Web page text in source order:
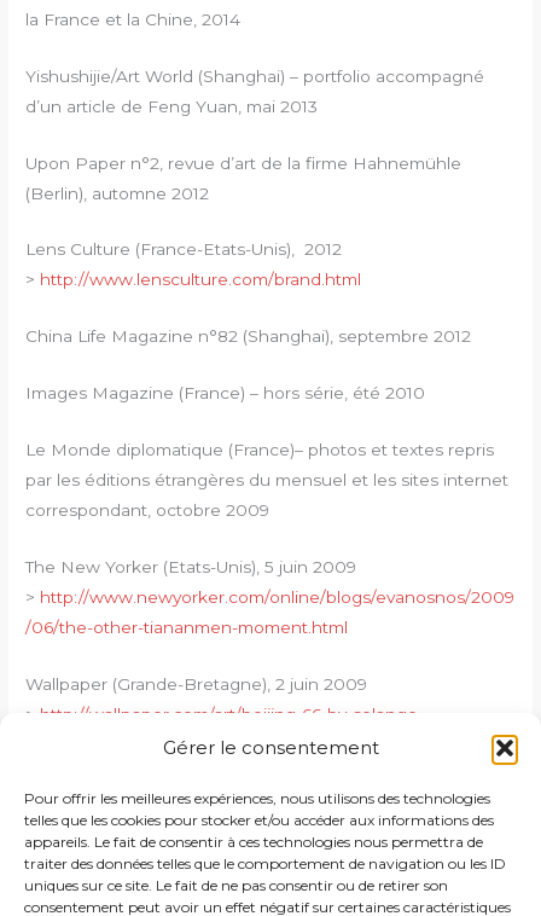
Gérer le consentement
Pour offrir les meilleures expériences, nous utilisons des technologies
telles que les cookies pour stocker et/ou accéder aux informations des
appareils. Le fait de consentir à ces technologies nous permettra de
traiter des données telles que le comportement de navigation ou les ID
uniques sur ce site. Le fait de ne pas consentir ou de retirer son
consentement peut avoir un effet négatif sur certaines caractéristiques
la France et la Chine, 2014
Yishushijie/Art World (Shanghai) – portfolio accompagné
d’un article de Feng Yuan, mai 2013
Upon Paper n°2, revue d’art de la firme Hahnemühle
(Berlin), automne 2012
Lens Culture (France-Etats-Unis), 2012
> http://www.lensculture.com/brand.html
China Life Magazine n°82 (Shanghai), septembre 2012
Images Magazine (France) – hors série, été 2010
Le Monde diplomatique (France)– photos et textes repris
par les éditions étrangères du mensuel et les sites internet
correspondant, octobre 2009
The New Yorker (Etats-Unis), 5 juin 2009
> http://www.newyorker.com/online/blogs/evanosnos/2009
/06/the-other-tiananmen-moment.html
Wallpaper (Grande-Bretagne), 2 juin 2009
> http://wallpaper.com/art/beijing-66-by-solange-
Revue Fotografia n°28 (Pologne) – article de Bogdan
Konopka, 2009
La Stampa–Supplément hebdomadaire Specchio n° 521